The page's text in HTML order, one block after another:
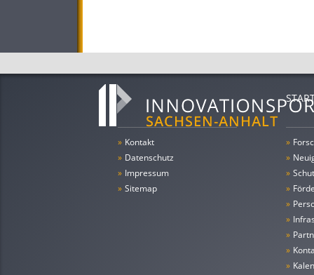
» Kontakt
» Datenschutz
» Impressum
» Sitemap
»
»
»
»
»
»
»
»
»